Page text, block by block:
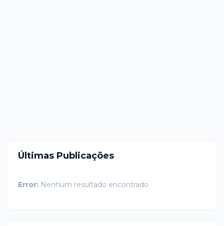
Últimas Publicações
Error: Nenhum resultado encontrado